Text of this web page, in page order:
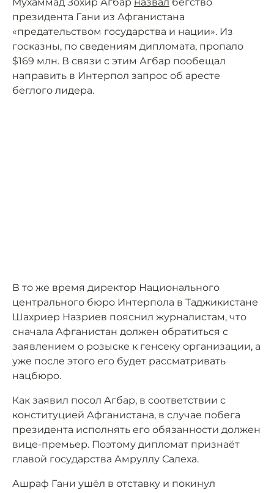
президента Гани из Афганистана
«предательством государства и нации». Из
госказны, по сведениям дипломата, пропало
$169 млн. В связи с этим Агбар пообещал
направить в Интерпол запрос об аресте
беглого лидера.
В то же время директор Национального
центрального бюро Интерпола в Таджикистане
Шахриер Назриев пояснил журналистам, что
сначала Афганистан должен обратиться с
заявлением о розыске к генсеку организации, а
уже после этого его будет рассматривать
нацбюро.
Как заявил посол Агбар, в соответствии с
конституцией Афганистана, в случае побега
президента исполнять его обязанности должен
вице-премьер. Поэтому дипломат признаёт
главой государства Амруллу Салеха.
Ашраф Гани ушёл в отставку и покинул